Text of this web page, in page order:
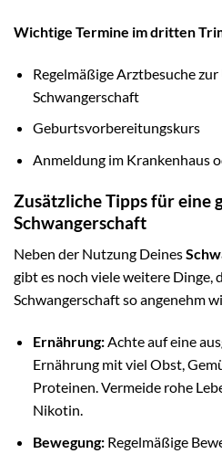
Wichtige Termine im dritten
Regelmäßige Arztbesuche
Schwangerschaft
Geburtsvorbereitungskurs
Anmeldung im Krankenhaus
Zusätzliche Tipps für eine
Schwangerschaft
Neben der Nutzung Deines
gibt es noch viele weitere Dinge,
Schwangerschaft so angenehm
Ernährung:Achte auf eine
Ernährung mit viel Obst,
Proteinen. Vermeide rohe
Nikotin.
Bewegung:Regelmäßige